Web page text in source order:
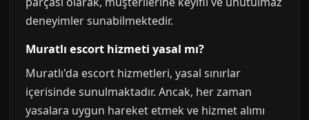
deneyimler sunabilmektedir.
Muratlı escort hizmeti yasal mı?
Muratlı'da escort hizmetleri, yasal sınırlar
içerisinde sunulmaktadır. Ancak, her zaman
yasalara uygun hareket etmek ve hizmet alımı